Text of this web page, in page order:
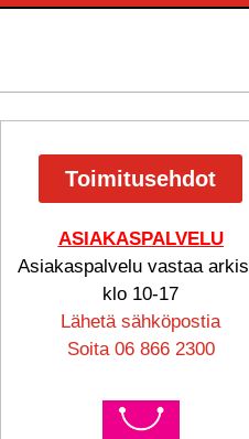
Toimitusehdot
ASIAKASPALVELU
Asiakaspalvelu vastaa
klo 10-17
Lähetä sähköpostia
Soita 06 866 2300